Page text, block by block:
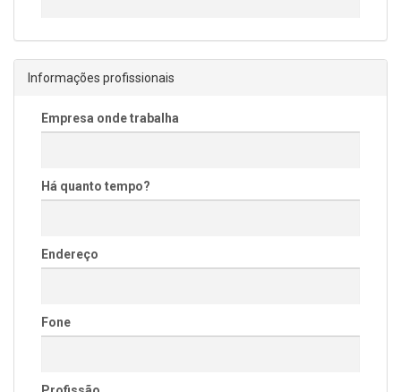
Informações profissionais
Empresa onde trabalha
Há quanto tempo?
Endereço
Fone